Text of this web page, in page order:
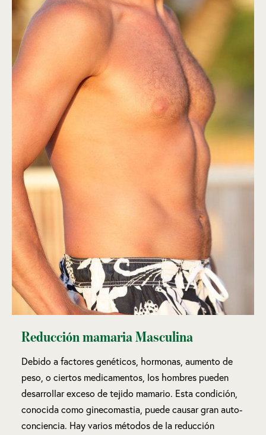
Reducción mamaria Masculina
Debido a factores genéticos, hormonas, aumento de
peso, o ciertos medicamentos, los hombres pueden
desarrollar exceso de tejido mamario. Esta condición,
conocida como ginecomastia, puede causar gran auto-
conciencia. Hay varios métodos de la reducción